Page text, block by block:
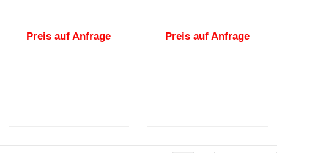
Preis auf Anfrage Preis auf Anfrage